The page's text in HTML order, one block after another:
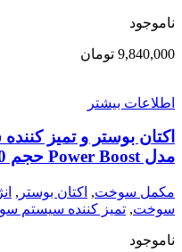
ناموجود
9,840,000 تومان
اطلاعات بیشتر
اکتان بوستر و تمیز
مدل Power Boost حجم 200 میلی لیتر
مکمل سوخت, اکتان بوستر ,
سوخت, تمیز کننده سیستم
ناموجود